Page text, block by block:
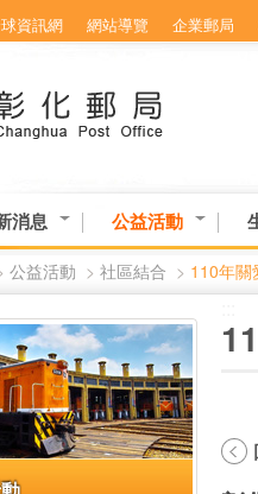
資訊網 網站導覽 企業郵局
消息 公益活動
公益活動 > 社區結合 > 110年關